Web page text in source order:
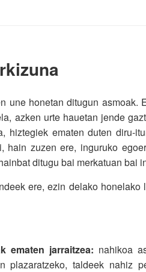
une honetan ditugun asmoak.
azken urte hauetan jende
ematen duten diru-
zuzen ere, inguruko
ditugu bai merkatuan bai
ere, ezin delako
ematen jarraitzea: nahikoa
taldeek nahiz